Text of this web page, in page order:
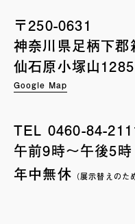
〒250-0631
神奈川県足柄下郡
仙石原小塚山1285
Google Map
TEL 0460-84-
午前9時〜午後5時
年中無休 （展示替えのた